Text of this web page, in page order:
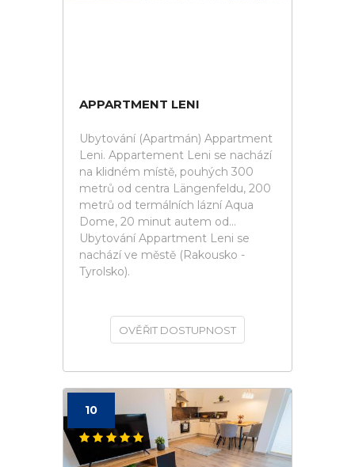
APPARTMENT LENI
Ubytování (Apartmán) Appartment
Leni. Appartement Leni se nachází
na klidném místě, pouhých 300
metrů od centra Längenfeldu, 200
metrů od termálních lázní Aqua
Dome, 20 minut autem od...
Ubytování Appartment Leni se
nachází ve městě (Rakousko -
Tyrolsko).
OVĚŘIT DOSTUPNOST
10